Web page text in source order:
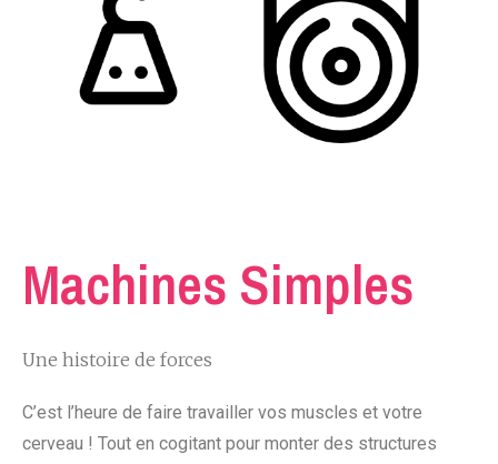
Machines Simples
Une histoire de forces
C’est l’heure de faire travailler vos muscles et votre
cerveau ! Tout en cogitant pour monter des structures